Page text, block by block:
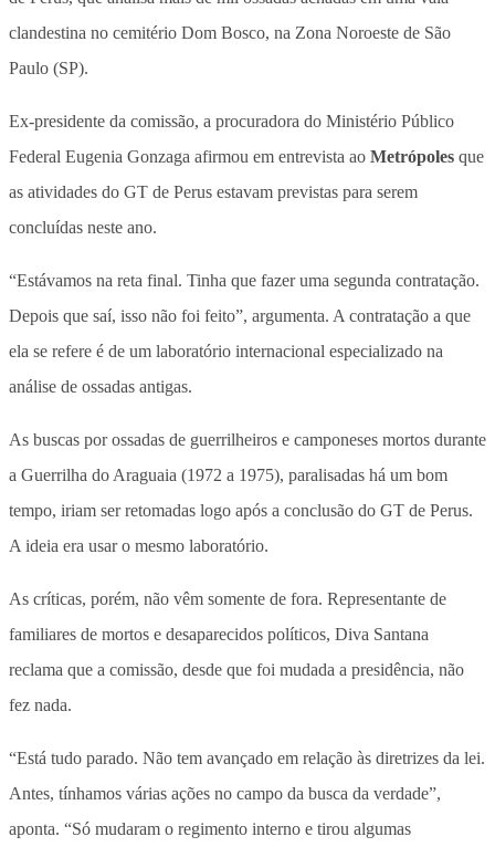
clandestina no cemitério Dom Bosco, na Zona Noroeste de São
Paulo (SP).
Ex-presidente da comissão, a procuradora do Ministério Público
Federal Eugenia Gonzaga afirmou em entrevista ao Metrópoles que
as atividades do GT de Perus estavam previstas para serem
concluídas neste ano.
“Estávamos na reta final. Tinha que fazer uma segunda contratação.
Depois que saí, isso não foi feito”, argumenta. A contratação a que
ela se refere é de um laboratório internacional especializado na
análise de ossadas antigas.
As buscas por ossadas de guerrilheiros e camponeses mortos durante
a Guerrilha do Araguaia (1972 a 1975), paralisadas há um bom
tempo, iriam ser retomadas logo após a conclusão do GT de Perus.
A ideia era usar o mesmo laboratório.
As críticas, porém, não vêm somente de fora. Representante de
familiares de mortos e desaparecidos políticos, Diva Santana
reclama que a comissão, desde que foi mudada a presidência, não
fez nada.
“Está tudo parado. Não tem avançado em relação às diretrizes da lei.
Antes, tínhamos várias ações no campo da busca da verdade”,
aponta. “Só mudaram o regimento interno e tirou algumas